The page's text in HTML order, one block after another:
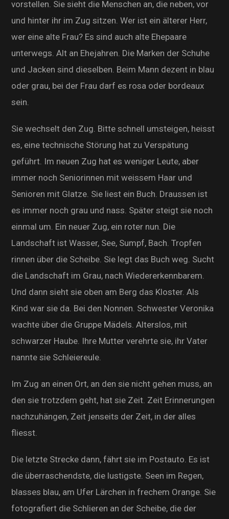
vorstellen. Sie sieht die Menschen an, die neben, vor
und hinter ihr im Zug sitzen. Wer ist ein älterer Herr,
wer eine alte Frau? Es sind auch alte Ehepaare
unterwegs. Alt an Ehejahren. Die Marken der Schuhe
und Jacken sind dieselben. Beim Mann dezent in blau
oder grau, bei der Frau darf es rosa oder bordeaux
sein.
Sie wechselt den Zug. Bitte schnell umsteigen, heisst
es, eine technische Störung hat zu Verspätung
geführt. Im neuen Zug hat es weniger Leute, aber
immer noch Seniorinnen mit weissem Haar und
Senioren mit Glatze. Sie liest ein Buch. Draussen ist
es immer noch grau und nass. Später steigt sie noch
einmal um. Ein neuer Zug, ein roter nun. Die
Landschaft ist Wasser, See, Sumpf, Bach. Tropfen
rinnen über die Scheibe. Sie legt das Buch weg. Sucht
die Landschaft im Grau, nach Wiedererkennbarem.
Und dann sieht sie oben am Berg das Kloster. Als
Kind war sie da. Bei den Nonnen. Schwester Veronika
wachte über die Gruppe Mädels. Alterslos, mit
schwarzer Haube. Ihre Mutter verehrte sie, ihr Vater
nannte sie Schleiereule.
Im Zug an einen Ort, an den sie nicht gehen muss, an
den sie trotzdem geht, hat sie Zeit. Zeit Erinnerungen
nachzuhängen, Zeit jenseits der Zeit, in der alles
fliesst.
Die letzte Strecke dann, fährt sie im Postauto. Es ist
die überraschendste, die lustigste. Seen im Regen,
blasses blau, am Ufer Lärchen in frechem Orange. Sie
fotografiert die Schlieren an der Scheibe, die der